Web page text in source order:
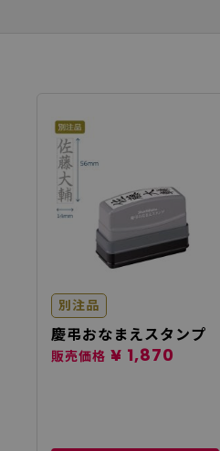
別注品
慶弔おなまえスタンプ
販売価格 ¥ 1,870